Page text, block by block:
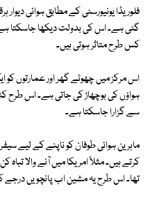
فلوریڈا یونیورسٹی کے مطابق ہوائی
گئی ہے۔ اس کی بدولت دیکھا جاسکتا
کس طرح متاثر ہوتی ہیں۔
اس مرکز میں چھوٹے گھر اور عمارتوں
ہواؤں کی بوچھاڑ کی جاتی ہے۔ اس طرح
سے گزارا جاسکتا ہے۔
ماہرین ہوائی طوفان کو ناپنے کے لیے
کرتے ہیں۔ مثلاً امریکا میں آنے والا تباہ
تھا۔ اس طرح یہ مشین اب پانچویں